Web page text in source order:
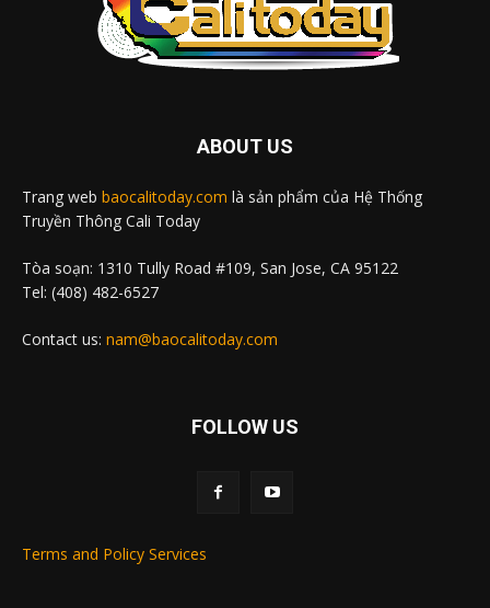
ABOUT US
Trang web baocalitoday.com là sản phẩm của Hệ Thống
Truyền Thông Cali Today
Tòa soạn: 1310 Tully Road #109, San Jose, CA 95122
Tel: (408) 482-6527
Contact us: nam@baocalitoday.com
FOLLOW US
Terms and Policy Services